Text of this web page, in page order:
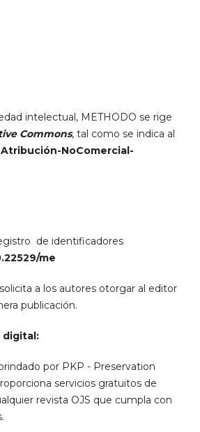
intelectual, METHODO se rige
Commons, tal como se indica al
Atribución-NoComercial-
de identificadores
me
a los autores otorgar al editor
publicación.
digital:
por PKP - Preservation
servicios gratuitos de
revista OJS que cumpla con